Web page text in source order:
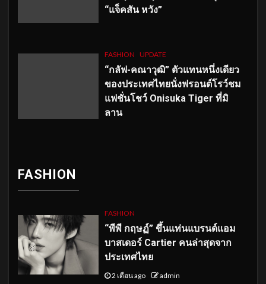
“แจ็คสัน หวัง”
FASHION UPDATE
“กลัฟ-คณาวุฒิ” ตัวแทนหนึ่งเดียว
ของประเทศไทยนั่งฟรอนต์โรว์ชม
แฟชั่นโชว์ Onisuka Tiger ที่มิ
ลาน
FASHION
FASHION
“พีพี กฤษฏ์” ขึ้นแท่นแบรนด์แอม
บาสเดอร์ Cartier คนล่าสุดจาก
ประเทศไทย
2 เดือน ago admin